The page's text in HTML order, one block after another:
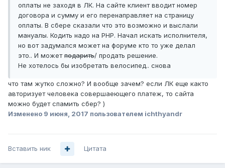
оплаты не заходя в ЛК. На сайте клиент вводит номер
договора и сумму и его перенаправляет на страницу
оплаты. В сбере сказали что это возможно и выслали
мануалы. Кодить надо на PHP. Начал искать исполнителя,
но вот задумался может на форуме кто то уже делал
это.. И можетподарить/ продать решение.
Не хотелось бы изобретать велосипед.. снова
что там жутко сложно? И вообще зачем? если ЛК еще както
авторизует человека совершаеющего платеж, то сайта
можно будет спамить сбер? )
Изменено 9 июня, 2017 пользователем ichthyandr
Вставить ник Цитата